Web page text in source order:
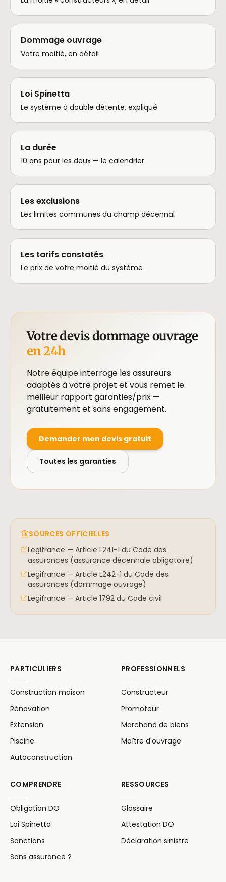
Dommage ouvrage
Votre moitié, en détail
Loi Spinetta
Le système à double détente, expliqué
La durée
10 ans pour les deux — le calendrier
Les exclusions
Les limites communes du champ décennal
Les tarifs constatés
Le prix de votre moitié du système
Votre devis dommage ouvrage
en 24h
Notre équipe interroge les assureurs
adaptés à votre projet et vous remet le
meilleur rapport garanties/prix —
gratuitement et sans engagement.
Demander mon devis gratuit
Toutes les garanties
SOURCES OFFICIELLES
Legifrance — Article L241-1 du Code des
assurances (assurance décennale obligatoire)
Legifrance — Article L242-1 du Code des
assurances (dommage ouvrage)
Legifrance — Article 1792 du Code civil
PARTICULIERS
Construction maison
Rénovation
Extension
Piscine
Autoconstruction
PROFESSIONNELS
Constructeur
Promoteur
Marchand de biens
Maître d'ouvrage
COMPRENDRE
Obligation DO
Loi Spinetta
Sanctions
Sans assurance ?
RESSOURCES
Glossaire
Attestation DO
Déclaration sinistre